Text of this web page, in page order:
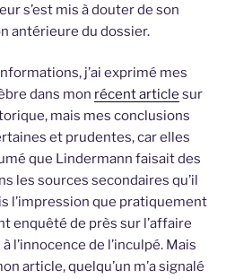
s’est mis à douter de son
antérieure du dossier.
j’ai exprimé mes
dans mon récent article sur
mais mes conclusions
et prudentes, car elles
que Lindermann faisait des
les sources secondaires qu’il
l’impression que pratiquement
enquêté de près sur l’affaire
l’innocence de l’inculpé. Mais
article, quelqu’un m’a signalé